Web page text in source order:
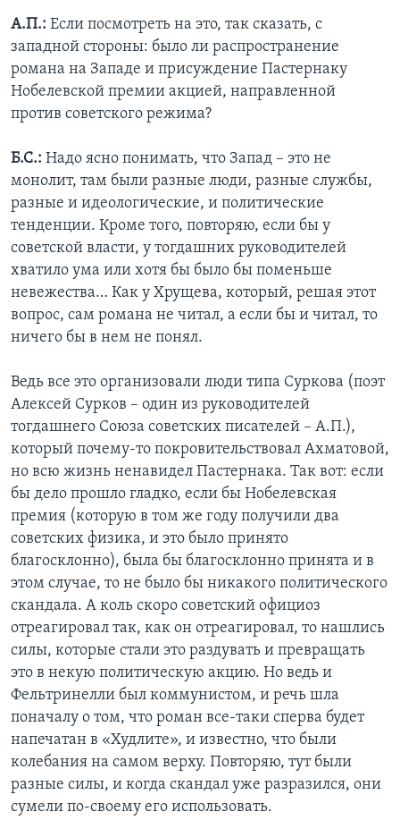
А.П.: Если посмотреть на это, так сказать, с
западной стороны: было ли распространение
романа на Западе и присуждение Пастернаку
Нобелевской премии акцией, направленной
против советского режима?
Б.С.: Надо ясно понимать, что Запад – это не
монолит, там были разные люди, разные службы,
разные и идеологические, и политические
тенденции. Кроме того, повторяю, если бы у
советской власти, у тогдашних руководителей
хватило ума или хотя бы было бы поменьше
невежества… Как у Хрущева, который, решая этот
вопрос, сам романа не читал, а если бы и читал, то
ничего бы в нем не понял.
Ведь все это организовали люди типа Суркова (поэт
Алексей Сурков – один из руководителей
тогдашнего Союза советских писателей – А.П.),
который почему-то покровительствовал Ахматовой,
но всю жизнь ненавидел Пастернака. Так вот: если
бы дело прошло гладко, если бы Нобелевская
премия (которую в том же году получили два
советских физика, и это было принято
благосклонно), была бы благосклонно принята и в
этом случае, то не было бы никакого политического
скандала. А коль скоро советский официоз
отреагировал так, как он отреагировал, то нашлись
силы, которые стали это раздувать и превращать
это в некую политическую акцию. Но ведь и
Фельтринелли был коммунистом, и речь шла
поначалу о том, что роман все-таки сперва будет
напечатан в «Худлите», и известно, что были
колебания на самом верху. Повторяю, тут были
разные силы, и когда скандал уже разразился, они
сумели по-своему его использовать.